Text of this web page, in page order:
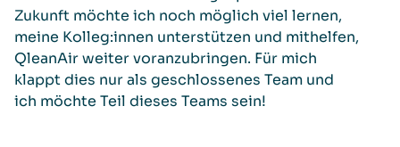
Zukunft möchte ich noch möglich viel lernen,
meine Kolleg:innen unterstützen und mithelfen,
QleanAir weiter voranzubringen. Für mich
klappt dies nur als geschlossenes Team und
ich möchte Teil dieses Teams sein!